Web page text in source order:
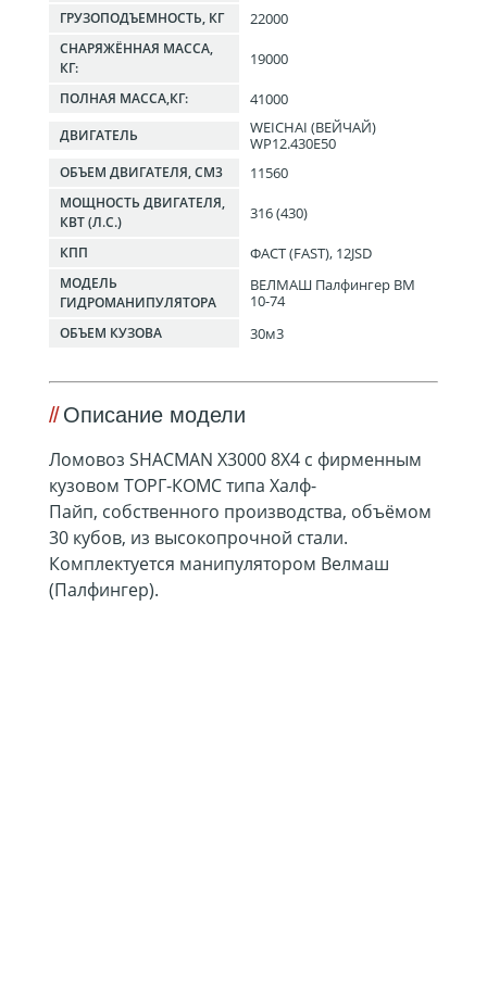
ГРУЗОПОДЪЕМНОСТЬ, КГ 22000
СНАРЯЖЁННАЯ МАССА,
КГ:
19000
ПОЛНАЯ МАССА,КГ: 41000
ДВИГАТЕЛЬ
WEICHAI (ВЕЙЧАЙ)
WP12.430E50
ОБЪЕМ ДВИГАТЕЛЯ, СМ3 11560
МОЩНОСТЬ ДВИГАТЕЛЯ,
КВТ (Л.С.)
316 (430)
КПП ФАСТ (FAST), 12JSD
МОДЕЛЬ
ГИДРОМАНИПУЛЯТОРА
ВЕЛМАШ Палфингер ВМ
10-74
ОБЪЕМ КУЗОВА 30м3
Описание модели
Ломовоз SHACMAN X3000 8X4 с фирменным
кузовом ТОРГ-КОМС типа Халф-
Пайп, собственного производства, объёмом
30 кубов, из высокопрочной стали.
Комплектуется манипулятором Велмаш
(Палфингер).